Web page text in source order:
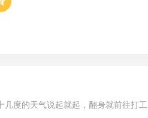
度的天气说起就起，翻身就前往打工